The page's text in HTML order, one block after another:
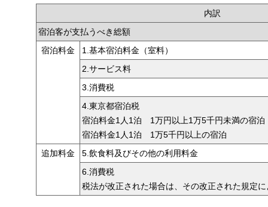
内訳
宿泊客が支払うべき総額
宿泊料金
1.基本宿泊料金（室料）
2.サービス料
3.消費税
4.東京都宿泊税
宿泊料金1人1泊 1万円以上1万5千円未満の宿泊
宿泊料金1人1泊 1万5千円以上の宿泊
追加料金
5.飲食料及びその他の利用料金
6.消費税
税法が改正された場合は、その改正された規定